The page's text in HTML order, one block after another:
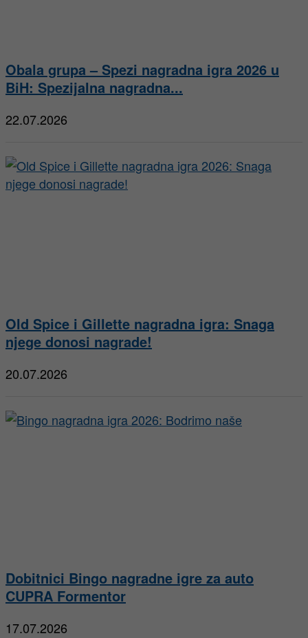
Obala grupa – Spezi nagradna igra 2026 u
BiH: Spezijalna nagradna...
22.07.2026
Old Spice i Gillette nagradna igra: Snaga
njege donosi nagrade!
20.07.2026
Dobitnici Bingo nagradne igre za auto
CUPRA Formentor
17.07.2026